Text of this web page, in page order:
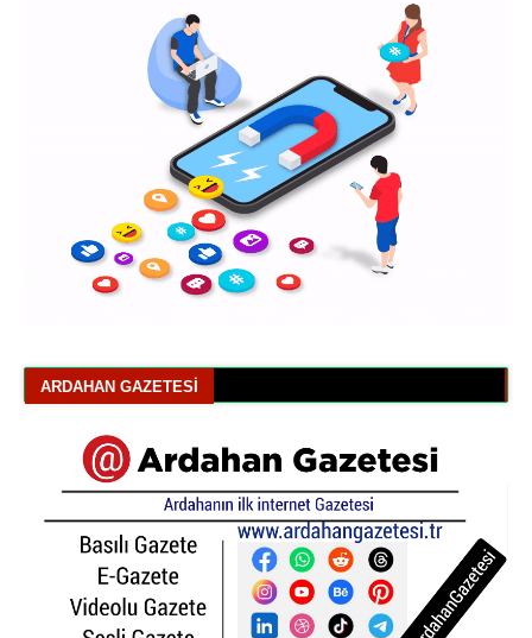
ARDAHAN GAZETESI